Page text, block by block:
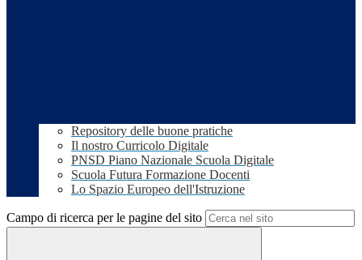
Repository delle buone pratiche
Il nostro Curricolo Digitale
PNSD Piano Nazionale Scuola Digitale
Scuola Futura Formazione Docenti
Lo Spazio Europeo dell'Istruzione
Campo di ricerca per le pagine del sito